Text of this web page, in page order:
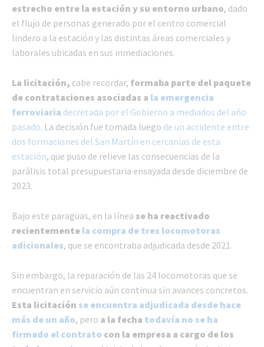
estrecho entre la estación y su entorno urbano, dado
el flujo de personas generado por el centro comercial
lindero a la estación y las distintas áreas comerciales y
laborales ubicadas en sus inmediaciones.
La licitación, cabe recordar, formaba parte del paquete
de contrataciones asociadas a la emergencia
ferroviaria decretada por el Gobierno a mediados del año
pasado. La decisión fue tomada luego de un accidente entre
dos formaciones del San Martín en cercanías de esta
estación, que puso de relieve las consecuencias de la
parálisis total presupuestaria ensayada desde diciembre de
2023.
Bajo este paraguas, en la línea se ha reactivado
recientemente la compra de tres locomotoras
adicionales, que se encontraba adjudicada desde 2021.
Sin embargo, la reparación de las 24 locomotoras que se
encuentran en servicio aún continua sin avances concretos.
Esta licitación se encuentra adjudicada desde hace
más de un año, pero a la fecha todavía no se ha
firmado el contrato con la empresa a cargo de los